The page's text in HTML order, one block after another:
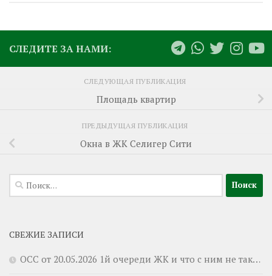
СЛЕДИТЕ ЗА НАМИ:
СЛЕДУЮЩАЯ ПУБЛИКАЦИЯ
Площадь квартир
ПРЕДЫДУЩАЯ ПУБЛИКАЦИЯ
Окна в ЖК Селигер Сити
Найти:
СВЕЖИЕ ЗАПИСИ
ОСС от 20.05.2026 1й очереди ЖК и что с ним не так…